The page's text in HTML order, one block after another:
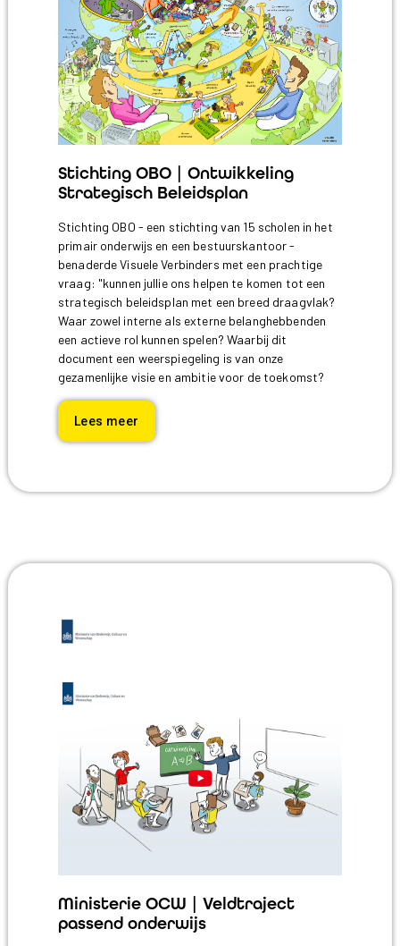
Stichting OBO | Ontwikkeling
Strategisch Beleidsplan
Stichting OBO - een stichting van 15 scholen in het
primair onderwijs en een bestuurskantoor -
benaderde Visuele Verbinders met een prachtige
vraag: "kunnen jullie ons helpen te komen tot een
strategisch beleidsplan met een breed draagvlak?
Waar zowel interne als externe belanghebbenden
een actieve rol kunnen spelen? Waarbij dit
document een weerspiegeling is van onze
gezamenlijke visie en ambitie voor de toekomst?
Lees meer
Ministerie OCW | Veldtraject
passend onderwijs